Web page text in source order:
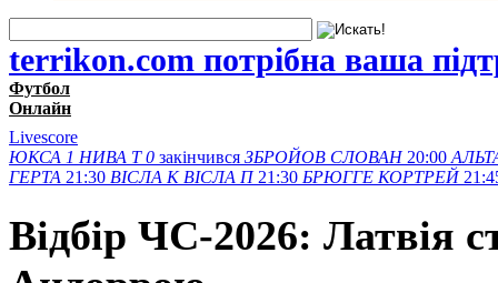
terrikon.com потрібна ваша
Футбол
Онлайн
Livescore
ЮКСА 1 НИВА Т 0 закінчився ЗБРОЙОВ СЛОВАН 20:00
ГЕРТА 21:30 ВІСЛА K ВІСЛА П 21:30 БРЮГГЕ КОРТРЕЙ
Відбір ЧС-2026: Латвія